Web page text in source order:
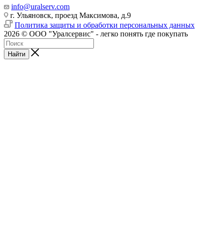
info@uralserv.com
г. Ульяновск, проезд Максимова, д.9
Политика защиты и обработки персональных данных
2026 © ООО "Уралсервис" - легко понять где покупать
Найти